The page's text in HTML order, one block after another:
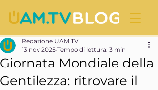
Giornata Mondiale della
Gentilezza: ritrovare il
Redazione UAM.TV
13 nov 2025 Tempo di lettura: 3 min